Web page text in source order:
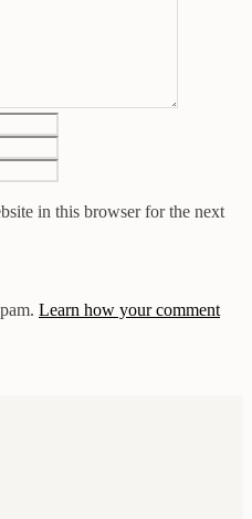
in this browser for the next
Learn how your comment